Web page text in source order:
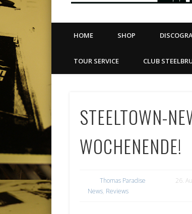
HOME SHOP
TOUR SERVICE CLUB
STEELTOWN-
WOCHENENDE!
Thomas Paradise 26.
News, Reviews